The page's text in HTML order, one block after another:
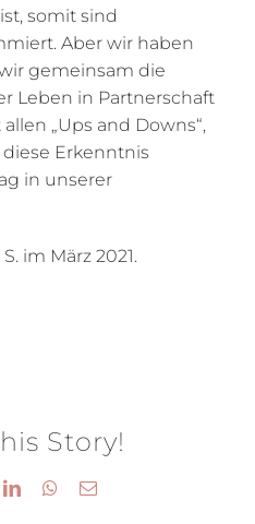
somit sind
Aber wir haben
gemeinsam die
Leben in Partnerschaft
„Ups and Downs“,
Erkenntnis
in unserer
im März 2021.
Story!
LinkedInWhatsApp
E-